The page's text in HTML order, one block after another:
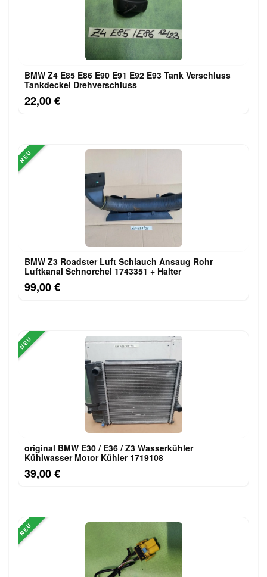
BMW Z4 E85 E86 E90 E91 E92 E93 Tank Verschluss
Tankdeckel Drehverschluss
22,00 €
NEU
BMW Z3 Roadster Luft Schlauch Ansaug Rohr
Luftkanal Schnorchel 1743351 + Halter
99,00 €
NEU
original BMW E30 / E36 / Z3 Wasserkühler
Kühlwasser Motor Kühler 1719108
39,00 €
NEU